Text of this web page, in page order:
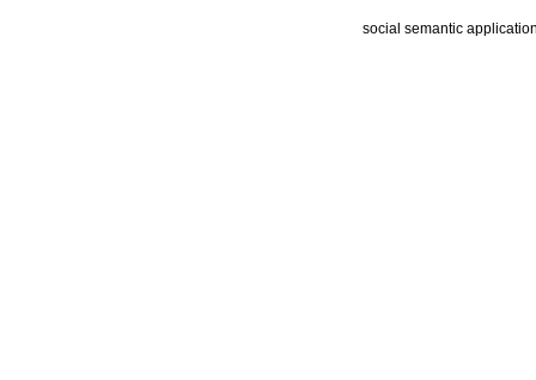
social semantic